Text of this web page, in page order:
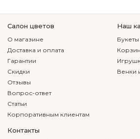
Салон цветов
О магазине
Доставка и оплата
Гарантии
Скидки
Отзывы
Вопрос-ответ
Статьи
Корпоративным клиентам
Наш
Венки
Контакты